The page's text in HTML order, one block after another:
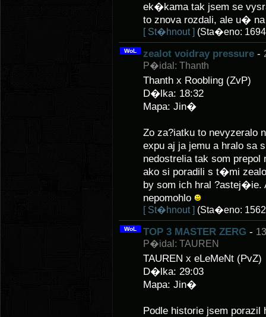
ek�kama tak jsem se
to znova rozdali, ale u�
[ St�hnout ] (Sta�eno:
WoL zealot voidray pressure -
P�idal: Thanth
Thanth x Roobling (ZvP)
D�lka: 18:32
Mapa: Jin�
Zo za?iatku to nevyzeralo
expu aj ja jemu a hralo sa
nedostrelia tak som
ako si poradili s t�mi
by som ich hral
nepomohlo
[ St�hnout ] (Sta�eno:
WoL TOP 3 MASTER ZERG -
P�idal: TAUREN
TAUREN x eLeMeNt (PvZ)
D�lka: 29:03
Mapa: Jin�
Podle historie jsem